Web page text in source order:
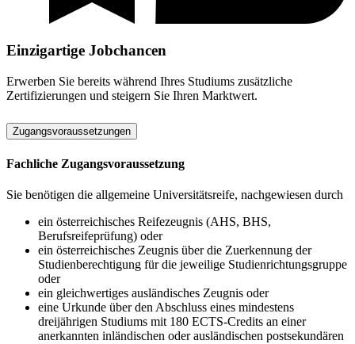
Einzigartige Jobchancen
Erwerben Sie bereits während Ihres Studiums zusätzliche
Zertifizierungen und steigern Sie Ihren Marktwert.
Zugangsvoraussetzungen
Fachliche Zugangsvoraussetzung
Sie benötigen die allgemeine Universitätsreife, nachgewiesen durch
ein österreichisches Reifezeugnis (AHS, BHS,
Berufsreifeprüfung) oder
ein österreichisches Zeugnis über die Zuerkennung der
Studienberechtigung für die jeweilige Studienrichtungsgruppe
oder
ein gleichwertiges ausländisches Zeugnis oder
eine Urkunde über den Abschluss eines mindestens
dreijährigen Studiums mit 180 ECTS-Credits an einer
anerkannten inländischen oder ausländischen postsekundären